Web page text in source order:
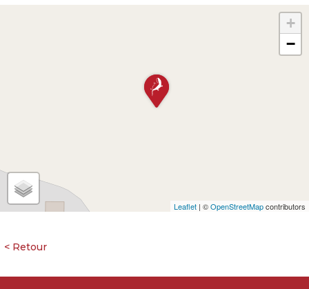
+
−
Leaflet | ©OpenStreetMapcontributors